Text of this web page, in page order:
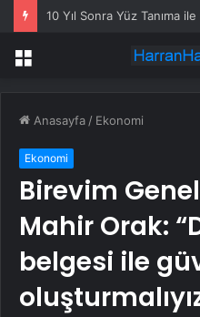
10 Yıl Sonra Yüz Tanıma ile
Menü
Anasayfa / Ekonomi
Ekonomi
Birevim
Mahir Orak:
belgesi ile